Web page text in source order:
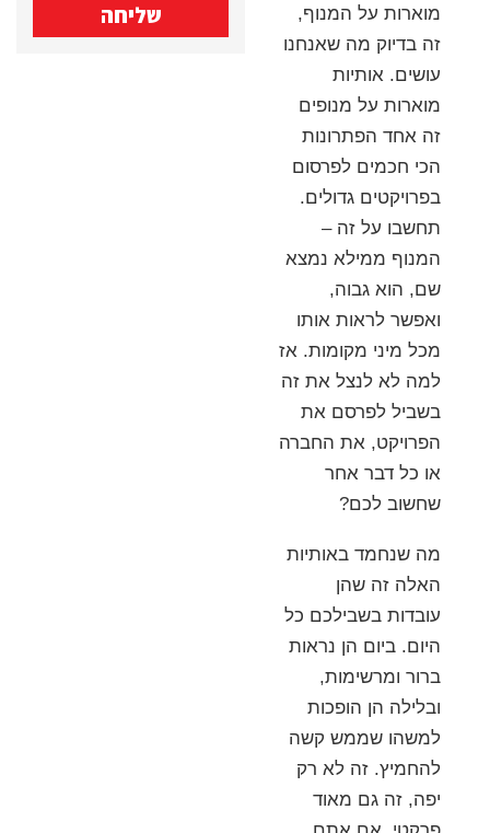
מוארות על המנוף,
זה בדיוק מה שאנחנו
עושים. אותיות
מוארות על מנופים
זה אחד הפתרונות
הכי חכמים לפרסום
בפרויקטים גדולים.
תחשבו על זה –
המנוף ממילא נמצא
שם, הוא גבוה,
ואפשר לראות אותו
מכל מיני מקומות. אז
למה לא לנצל את זה
בשביל לפרסם את
הפרויקט, את החברה
או כל דבר אחר
שחשוב לכם?
מה שנחמד באותיות
האלה זה שהן
עובדות בשבילכם כל
היום. ביום הן נראות
ברור ומרשימות,
ובלילה הן הופכות
למשהו שממש קשה
להחמיץ. זה לא רק
יפה, זה גם מאוד
שליחה